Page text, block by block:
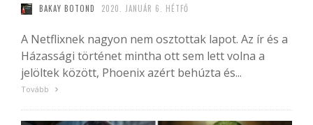
BAKAY BOTOND 2020. JANUÁR 6. HÉTFŐ
A Netflixnek nagyon nem osztottak lapot. Az ír és a
Házassági történet mintha ott sem lett volna a
jelöltek között, Phoenix azért behúzta és...
Tovább